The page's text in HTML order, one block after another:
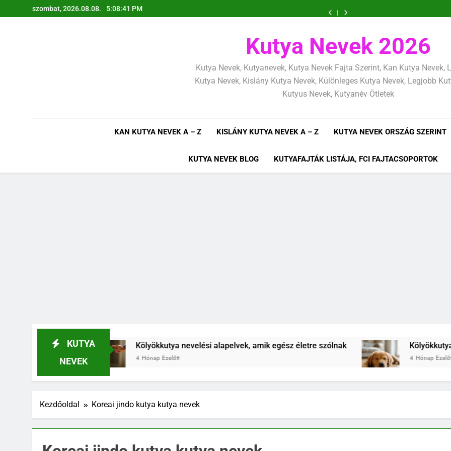
a
szombat, 2026.08.08. 5:08:42 PM
határok:
következetesen
alapjai,
első
héten
kezdj
el
alapelvek,
életre
szólnak
mentálisan
következetesen
első
héten
kezdj
el
életre
szólnak
lefárasztása:
fizikailag
és
de
következetesen
Kutya Nevek 2026
Kutya Nevek, Kutyanevek, Kutya Nevek Fajta Szerint, Kan Kutya Nevek,
Kutya Nevek, Kislány Kutya Nevek, Különleges Kutya Nevek, Legjobb
Kutyus Nevek, Kutyanév Ötletek
KAN KUTYA NEVEK A – Z KISLÁNY KUTYA NEVEK A – Z KUTYA NEVEK ORSZÁG SZERINT
KUTYA NEVEK BLOG KUTYAFAJTÁK LISTÁJA, FCI FAJTACSOPORTOK
KUTYA
NEVEK
Kölyökkutya nevelési alapelvek, amik egész életre szólnak
4 Hónap Ezelőtt
Kölyökkutya lefárasztása:
4 Hónap Ezelőtt
Kezdőoldal Koreai jindo kutya kutya nevek